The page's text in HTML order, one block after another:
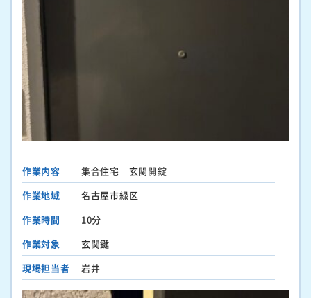
作業内容
集合住宅 玄関開錠
作業地域
名古屋市緑区
作業時間
10分
作業対象
玄関鍵
現場担当者
岩井